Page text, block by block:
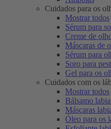
Cuidados para os
Mostrar todos
Sérum para
Creme de
Máscaras de
Sérum para
Soro para
Gel para os
Cuidados com os
Mostrar todos
Bálsamo
Máscaras
Óleo para os